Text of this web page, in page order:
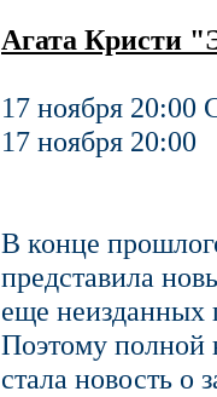
Агата Кристи
17 ноября
17 ноября 20:00
В конце
представила
еще неизданных
Поэтому полной
стала новость о